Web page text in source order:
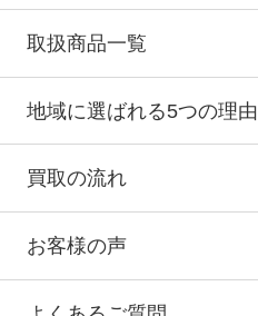
取扱商品一覧
地域に選ばれる5つの理由
買取の流れ
お客様の声